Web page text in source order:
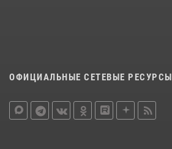
ОФИЦИАЛЬНЫЕ СЕТЕВЫЕ РЕСУРСЫ